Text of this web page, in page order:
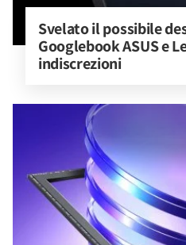
Svelato il possibile
Googlebook ASUS e
indiscrezioni